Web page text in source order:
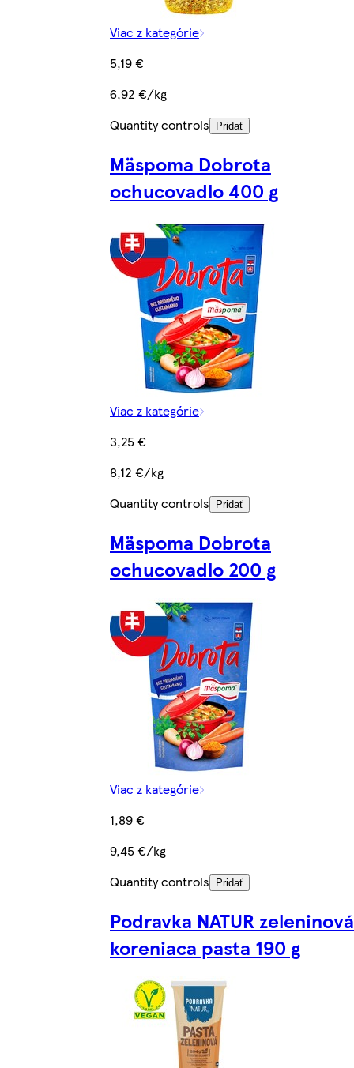
Viac z kategórie
5,19 €
6,92 €/kg
Quantity controls
Pridať
Mäspoma Dobrota
ochucovadlo 400 g
Viac z kategórie
3,25 €
8,12 €/kg
Quantity controls
Pridať
Mäspoma Dobrota
ochucovadlo 200 g
Viac z kategórie
1,89 €
9,45 €/kg
Quantity controls
Pridať
Podravka NATUR zeleninová
koreniaca pasta 190 g